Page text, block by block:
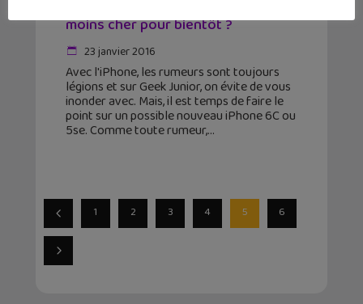
moins cher pour bientôt ?
23 janvier 2016
Avec l'iPhone, les rumeurs sont toujours
légions et sur Geek Junior, on évite de vous
inonder avec. Mais, il est temps de faire le
point sur un possible nouveau iPhone 6C ou
5se. Comme toute rumeur,
1 2 3 4 5 6